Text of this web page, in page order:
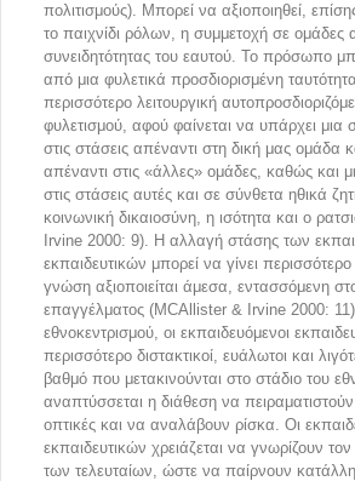
πολιτισμούς). Μπορεί να αξιοποιηθεί,
το παιχνίδι ρόλων, η συμμετοχή σε ομάδες
συνειδητότητας του εαυτού. Το πρόσωπο
από μια φυλετικά προσδιορισμένη
περισσότερο λειτουργική
φυλετισμού, αφού φαίνεται να υπάρχει μια
στις στάσεις απέναντι στη δική μας ομάδα
απέναντι στις «άλλες» ομάδες, καθώς και
στις στάσεις αυτές και σε σύνθετα ηθικά
κοινωνική δικαιοσύνη, η ισότητα και ο
Irvine 2000: 9). Η αλλαγή στάσης των
εκπαιδευτικών μπορεί να γίνει
γνώση αξιοποιείται άμεσα, εντασσόμενη
επαγγέλματος (MCAllister & Irvine 2000:
εθνοκεντρισμού, οι εκπαιδευόμενοι
περισσότερο διστακτικοί, ευάλωτοι και
βαθμό που μετακινούνται στο στάδιο του
αναπτύσσεται η διάθεση να πειραματιστούν
οπτικές και να αναλάβουν ρίσκα. Οι
εκπαιδευτικών χρειάζεται να γνωρίζουν
των τελευταίων, ώστε να παίρνουν